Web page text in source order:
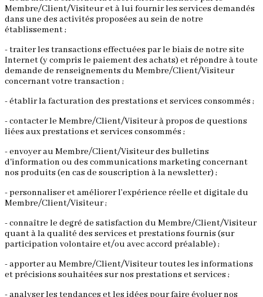
Membre/Client/Visiteur et à lui fournir les services demandés
dans une des activités proposées au sein de notre
établissement ;
- traiter les transactions effectuées par le biais de notre site
Internet (y compris le paiement des achats) et répondre à toute
demande de renseignements du Membre/Client/Visiteur
concernant votre transaction ;
- établir la facturation des prestations et services consommés ;
- contacter le Membre/Client/Visiteur à propos de questions
liées aux prestations et services consommés ;
- envoyer au Membre/Client/Visiteur des bulletins
d'information ou des communications marketing concernant
nos produits (en cas de souscription à la newsletter) ;
- personnaliser et améliorer l’expérience réelle et digitale du
Membre/Client/Visiteur ;
- connaître le degré de satisfaction du Membre/Client/Visiteur
quant à la qualité des services et prestations fournis (sur
participation volontaire et/ou avec accord préalable) ;
- apporter au Membre/Client/Visiteur toutes les informations
et précisions souhaitées sur nos prestations et services ;
- analyser les tendances et les idées pour faire évoluer nos